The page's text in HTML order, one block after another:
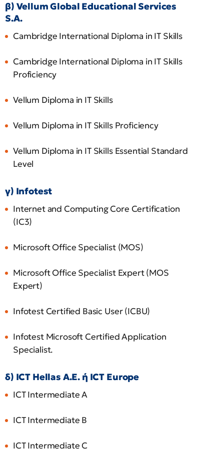
β) Vellum Global Educational Services
S.A.
Cambridge International Diploma in IT Skills
Cambridge International Diploma in IT Skills
Proficiency
Vellum Diploma in IT Skills
Vellum Diploma in IT Skills Proficiency
Vellum Diploma in IT Skills Essential Standard
Level
γ) Infotest
Internet and Computing Core Certification
(IC3)
Microsoft Office Specialist (MOS)
Microsoft Office Specialist Expert (MOS
Expert)
Infotest Certified Basic User (ICBU)
Infotest Microsoft Certified Application
Specialist.
δ) ΙCT Hellas Α.Ε. ή ICT Europe
ICT Intermediate A
ICT Intermediate B
ICT Intermediate C